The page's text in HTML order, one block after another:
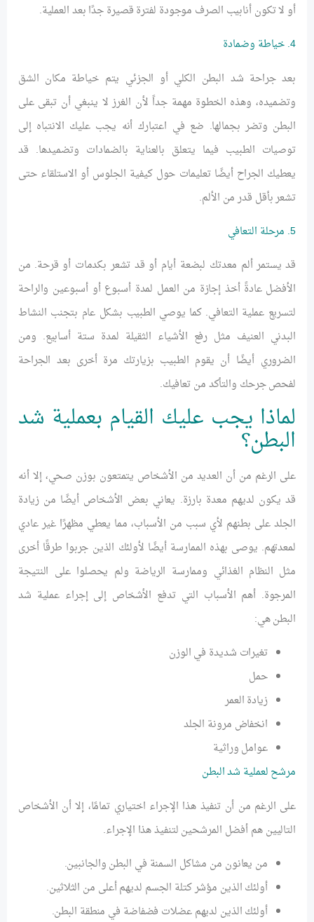
أو لا تكون أنابيب الصرف موجودة لفترة قصيرة جدًا بعد العملية.
بعد جراحة شد البطن الكلي أو الجزئي يتم خياطة مكان الشق
وتضميده، وهذه الخطوة مهمة جداً لأن الغرز لا ينبغي أن تبقى على
البطن وتضر بجمالها. ضع في اعتبارك أنه يجب عليك الانتباه إلى
توصيات الطبيب فيما يتعلق بالعناية بالضمادات وتضميدها. قد
يعطيك الجراح أيضًا تعليمات حول كيفية الجلوس أو الاستلقاء حتى
تشعر بأقل قدر من الألم.
قد يستمر ألم معدتك لبضعة أيام أو قد تشعر بكدمات أو قرحة. من
الأفضل عادةً أخذ إجازة من العمل لمدة أسبوع أو أسبوعين والراحة
لتسريع عملية التعافي. كما يوصي الطبيب بشكل عام بتجنب النشاط
البدني العنيف مثل رفع الأشياء الثقيلة لمدة ستة أسابيع. ومن
الضروري أيضًا أن يقوم الطبيب بزيارتك مرة أخرى بعد الجراحة
لفحص جرحك والتأكد من تعافيك.
لماذا يجب عليك القيام بعملية شد
البطن؟
على الرغم من أن العديد من الأشخاص يتمتعون بوزن صحي، إلا أنه
قد يكون لديهم معدة بارزة. يعاني بعض الأشخاص أيضًا من زيادة
الجلد على بطنهم لأي سبب من الأسباب، مما يعطي مظهرًا غير عادي
لمعدتهم. يوصى بهذه الممارسة أيضًا لأولئك الذين جربوا طرقًا أخرى
مثل النظام الغذائي وممارسة الرياضة ولم يحصلوا على النتيجة
المرجوة. أهم الأسباب التي تدفع الأشخاص إلى إجراء عملية شد
البطن هي:
تغيرات شديدة في الوزن
حمل
زيادة العمر
انخفاض مرونة الجلد
عوامل وراثية
مرشح لعملية شد البطن
على الرغم من أن تنفيذ هذا الإجراء اختياري تمامًا، إلا أن الأشخاص
التاليين هم أفضل المرشحين لتنفيذ هذا الإجراء.
من يعانون من مشاكل السمنة في البطن والجانبين.
أولئك الذين مؤشر كتلة الجسم لديهم أعلى من الثلاثين.
أولئك الذين لديهم عضلات فضفاضة في منطقة البطن.